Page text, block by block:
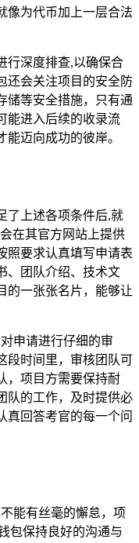
像为代币加上一层合法
行深度排查,以确保合
还会关注项目的安全防
储等安全措施，只有通
能进入后续的收录流
迈向成功的彼岸。
了上述各项条件后,就
在其官方网站上提供
照要求认真填写申请表
、团队介绍、技术文
的一张张名片，能够让
申请进行仔细的审
段时间里，审核团队可
，项目方需要保持耐
队的工作，及时提供必
真回答考官的每一个问
能有丝毫的懈怠，项
包保持良好的沟通与